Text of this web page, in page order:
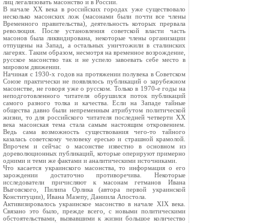
лиц легализовать масонство и в России.
В начале XX века в российских городах уже существовало
несколько масонских лож (масонами были почти все члены
Временного правительства), деятельность которых прервала
революция. После установления советской власти часть
масонов была ликвидирована, некоторые члены организации
отпущены на Запад, а остальных уничтожили в сталинских
лагерях. Таким образом, несмотря на временное возрождение,
русское масонство так и не успело завоевать себе место в
мировом движении.
Начиная с 1930-х годов на протяжении полувека в Советском
Союзе практически не появлялось публикаций о зарубежном
масонстве, не говоря уже о русском. Только в 1970-е годы на
неподготовленного читателя обрушился поток публикаций
самого разного толка и качества. Если на Западе тайные
общества давно были непременным атрибутом политической
жизни, то для российского читателя последней четверти XX
века масонская тема стала самым настоящим откровением.
Ведь сама возможность существования чего-то тайного
казалась советскому человеку ересью и страшной крамолой.
Впрочем и сейчас о масонстве известно в основном из
дореволюционных публикаций, которые оперируют примерно
одними и теми же фактами и аналитическими источниками.
Что касается украинского масонства, то информация о его
зарождении достаточно противоречива. Некоторые
исследователи причисляют к масонам гетманов Ивана
Выговского, Пилипа Орлика (автора первой украинской
Конституции), Ивана Мазепу, Даниила Апостола.
Активизировалось украинское масонство в начале XIX века.
Связано это было, прежде всего, с новыми политическими
обстоятельствами, вызвавшими к жизни большое количество